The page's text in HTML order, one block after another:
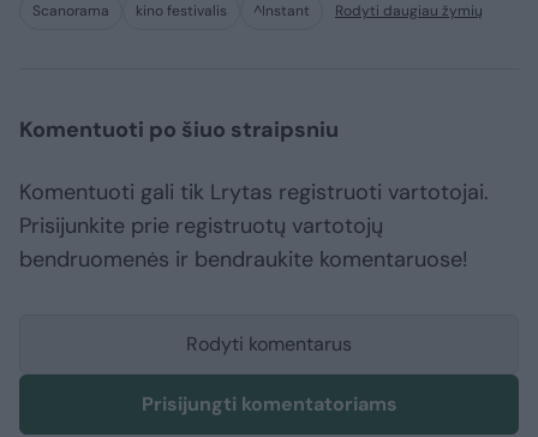
Scanorama kino festivalis ^Instant Rodyti daugiau žymių
Komentuoti po šiuo straipsniu
Komentuoti gali tik Lrytas registruoti vartotojai.
Prisijunkite prie registruotų vartotojų
bendruomenės ir bendraukite komentaruose!
Rodyti komentarus
Prisijungti komentatoriams